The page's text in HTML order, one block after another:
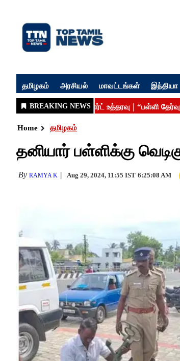
தமிழகம் அரசியல் மாவட்டங்கள் இந்தியா
Home தமிழகம்
தனியார் பள்ளிக்கு
By RAMYA K Aug 29, 2024, 11:55 IST 6:25:08 AM